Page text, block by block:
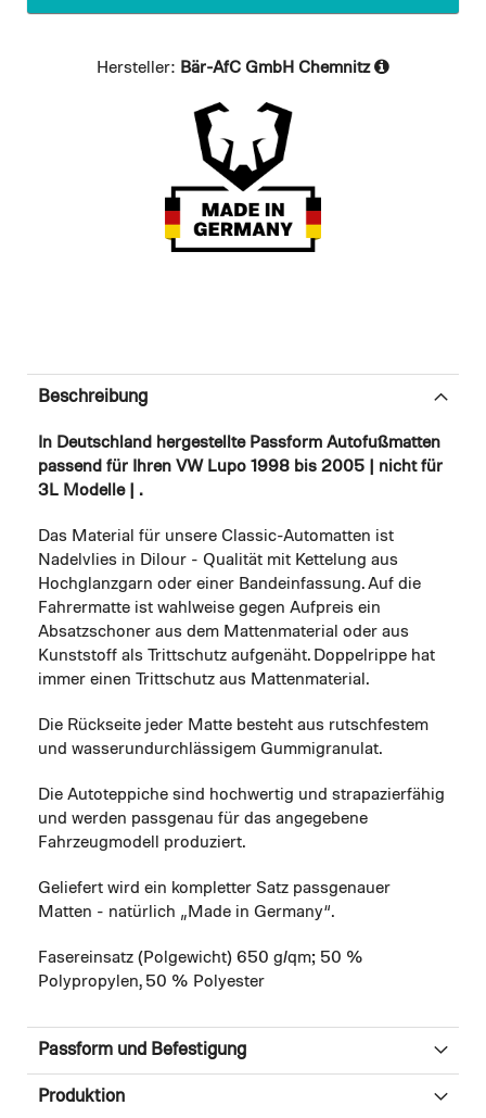
Hersteller: Bär-AfC GmbH Chemnitz
Beschreibung
In Deutschland hergestellte Passform Autofußmatten
passend für Ihren VW Lupo 1998 bis 2005 | nicht für
3L Modelle | .
Das Material für unsere Classic-Automatten ist
Nadelvlies in Dilour - Qualität mit Kettelung aus
Hochglanzgarn oder einer Bandeinfassung. Auf die
Fahrermatte ist wahlweise gegen Aufpreis ein
Absatzschoner aus dem Mattenmaterial oder aus
Kunststoff als Trittschutz aufgenäht. Doppelrippe hat
immer einen Trittschutz aus Mattenmaterial.
Die Rückseite jeder Matte besteht aus rutschfestem
und wasserundurchlässigem Gummigranulat.
Die Autoteppiche sind hochwertig und strapazierfähig
und werden passgenau für das angegebene
Fahrzeugmodell produziert.
Geliefert wird ein kompletter Satz passgenauer
Matten - natürlich „Made in Germany“.
Fasereinsatz (Polgewicht) 650 g/qm; 50 %
Polypropylen, 50 % Polyester
Passform und Befestigung
Produktion